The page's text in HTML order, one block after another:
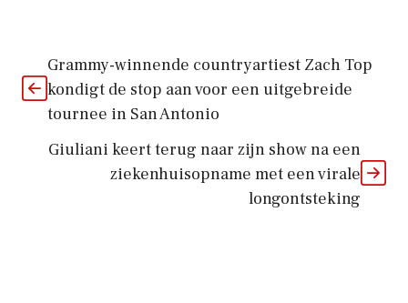
Grammy-winnende countryartiest Zach Top
kondigt de stop aan voor een uitgebreide
tournee in San Antonio
Giuliani keert terug naar zijn show na een
ziekenhuisopname met een virale
longontsteking